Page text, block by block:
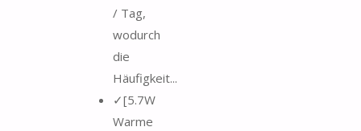
/ Tag,
wodurch
die
Häufigkeit...
✓[5.7W
Warme